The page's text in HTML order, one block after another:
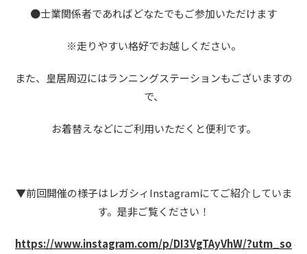
●士業関係者であればどなたでもご参加いただけます
※走りやすい格好でお越しください。
また、皇居周辺にはランニングステーションもございますの
で、
お着替えなどにご利用いただくと便利です。
▼前回開催の様子はレガシィInstagramにてご紹介していま
す。是非ご覧ください！
https://www.instagram.com/p/DI3VgTAyVhW/?utm_so